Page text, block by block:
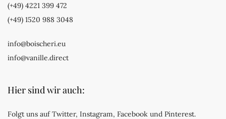
(+49) 4221 399 472
(+49) 1520 988 3048
info@boischeri.eu
info@vanille.direct
Hier sind wir auch:
Folgt uns auf Twitter, Instagram, Facebook und Pinterest.